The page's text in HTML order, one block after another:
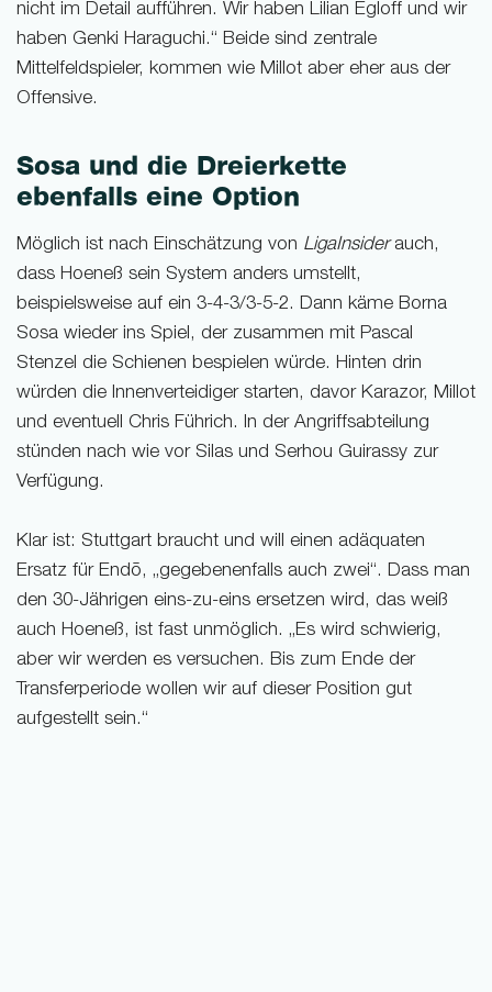
nicht im Detail aufführen. Wir haben Lilian Egloff und wir
haben Genki Haraguchi.“ Beide sind zentrale
Mittelfeldspieler, kommen wie Millot aber eher aus der
Offensive.
Sosa und die Dreierkette
ebenfalls eine Option
Möglich ist nach Einschätzung von LigaInsiderauch,
dass Hoeneß sein System anders umstellt,
beispielsweise auf ein 3-4-3/3-5-2. Dann käme Borna
Sosa wieder ins Spiel, der zusammen mit Pascal
Stenzel die Schienen bespielen würde. Hinten drin
würden die Innenverteidiger starten, davor Karazor, Millot
und eventuell Chris Führich. In der Angriffsabteilung
stünden nach wie vor Silas und Serhou Guirassy zur
Verfügung.
Klar ist: Stuttgart braucht und will einen adäquaten
Ersatz für Endō, „gegebenenfalls auch zwei“. Dass man
den 30-Jährigen eins-zu-eins ersetzen wird, das weiß
auch Hoeneß, ist fast unmöglich. „Es wird schwierig,
aber wir werden es versuchen. Bis zum Ende der
Transferperiode wollen wir auf dieser Position gut
aufgestellt sein.“